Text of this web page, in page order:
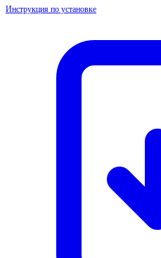
Инструкция по установке